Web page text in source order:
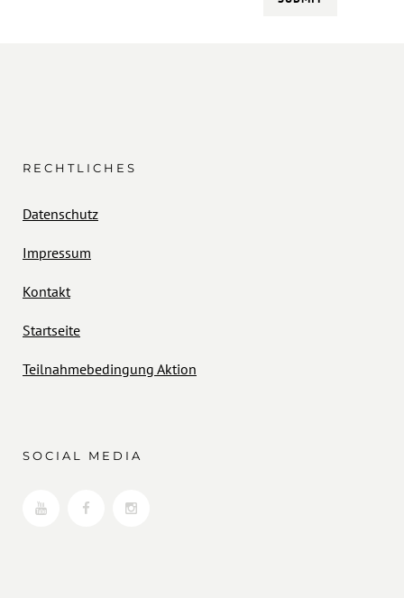
RECHTLICHES
Datenschutz
Impressum
Kontakt
Startseite
Teilnahmebedingung Aktion
SOCIAL MEDIA